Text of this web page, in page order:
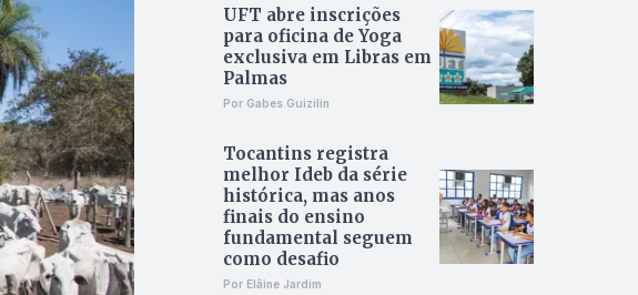
UFT abre inscrições
para oficina de Yoga
exclusiva em Libras em
Palmas
Por Gabes Guizilin
Tocantins registra
melhor Ideb da série
histórica, mas anos
finais do ensino
fundamental seguem
como desafio
Por Elâine Jardim